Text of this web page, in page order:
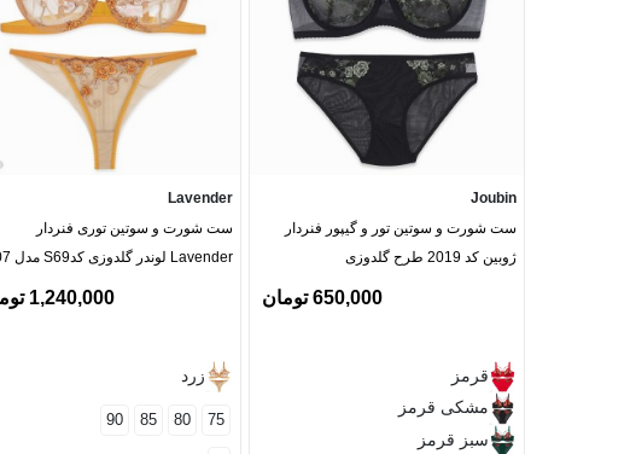
Joubin
ست شورت و سوتین تور و گیپور فنردار
ژوبین کد 2019 طرح گلدوزی
650,000 تومان
قرمز
مشکی قرمز
سبز قرمز
Lavender
ست شورت و سوتین توری فنردار
Lavender لوندر گلدوزی کدS69 مدل 007
1,240,000 تومان
زرد
75
80
85
90